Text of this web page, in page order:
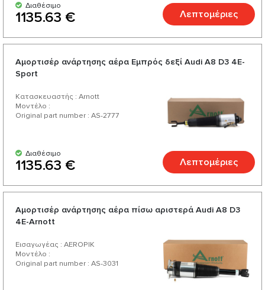
Διαθέσιμο
1135.63 € Λεπτομέριες
Αμορτισέρ ανάρτησης αέρα Εμπρός δεξί Audi А8 D3 4E-
Sport
Κατασκευαστής : Arnott
Μοντέλο :
Original part number : AS-2777
Διαθέσιμο
1135.63 € Λεπτομέριες
Αμορτισέρ ανάρτησης αέρα πίσω αριστερά Audi A8 D3
4E-Arnott
Εισαγωγέας : AEROPIK
Μοντέλο :
Original part number : AS-3031